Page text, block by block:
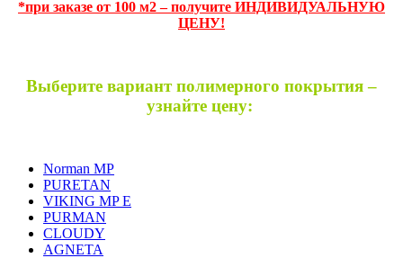
*при заказе от 100 м2 – получите ИНДИВИДУАЛЬНУЮ
ЦЕНУ!
Выберите вариант полимерного покрытия –
узнайте цену:
Norman MP
PURETAN
VIKING MP E
PURMAN
CLOUDY
AGNETA